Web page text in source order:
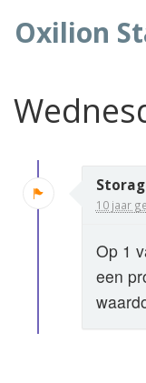
Oxilion
10 jaar
Op 1
een